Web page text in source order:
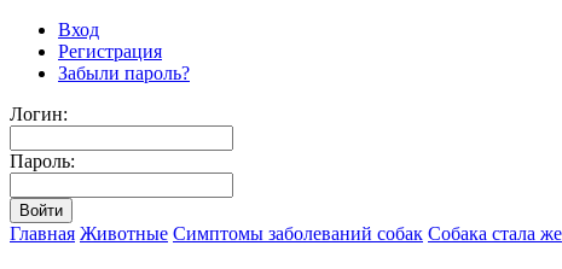
Вход
Регистрация
Забыли пароль?
Логин:
Пароль:
Главная Животные Симптомы заболеваний собак Собака стала